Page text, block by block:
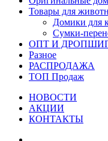
Товары для
Домики для
Сумки-
ОПТ И
Разное
РАСПРОДАЖА
ТОП Продаж
НОВОСТИ
АКЦИИ
КОНТАКТЫ